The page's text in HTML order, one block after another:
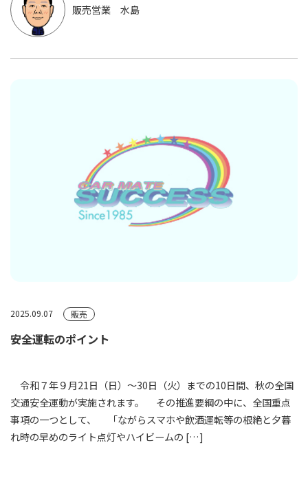
販売営業 水島
2025.09.07 販売
安全運転のポイント
令和７年９月21日（日）～30日（火）までの10日間、秋の全国
交通安全運動が実施されます。 その推進要綱の中に、全国重点
事項の一つとして、 「ながらスマホや飲酒運転等の根絶と夕暮
れ時の早めのライト点灯やハイビームの […]